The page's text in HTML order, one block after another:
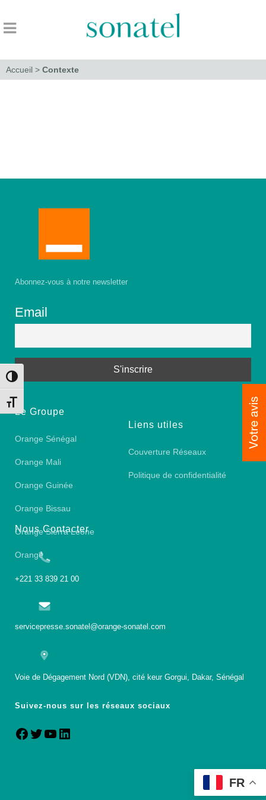
Toggle High Contrast
Toggle Font size
Accueil > Contexte
Abonnez-vous à notre newsletter
Email
Le Groupe
Orange Sénégal
Orange Mali
Orange Guinée
Orange Bissau
Orange Sierra Leone
Orange
Liens utiles
Couverture Réseaux
Politique de confidentialité
Nous Contacter
+221 33 839 21 00
servicepresse.sonatel@orange-sonatel.com
Voie de Dégagement Nord (VDN), cité keur Gorgui, Dakar, Sénégal
Suivez-nous sur les réseaux sociaux
FR